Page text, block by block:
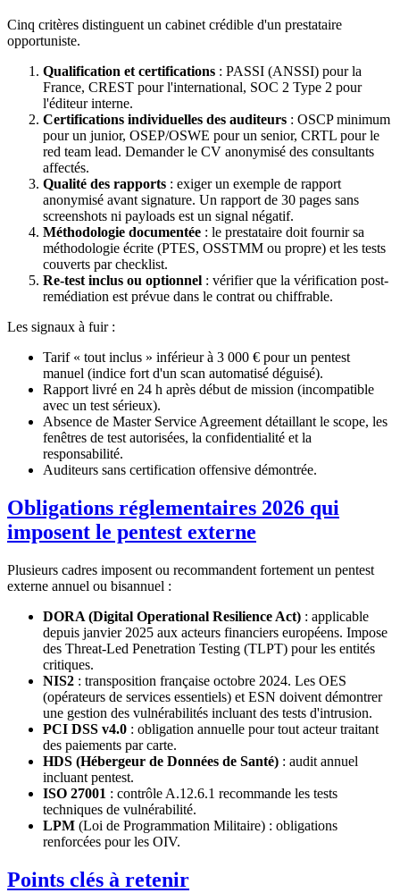
Cinq critères distinguent un cabinet crédible d'un prestataire
opportuniste.
Qualification et certifications : PASSI (ANSSI) pour la
France, CREST pour l'international, SOC 2 Type 2 pour
l'éditeur interne.
Certifications individuelles des auditeurs : OSCP minimum
pour un junior, OSEP/OSWE pour un senior, CRTL pour le
red team lead. Demander le CV anonymisé des consultants
affectés.
Qualité des rapports : exiger un exemple de rapport
anonymisé avant signature. Un rapport de 30 pages sans
screenshots ni payloads est un signal négatif.
Méthodologie documentée : le prestataire doit fournir sa
méthodologie écrite (PTES, OSSTMM ou propre) et les tests
couverts par checklist.
Re-test inclus ou optionnel : vérifier que la vérification post-
remédiation est prévue dans le contrat ou chiffrable.
Les signaux à fuir :
Tarif « tout inclus » inférieur à 3 000 € pour un pentest
manuel (indice fort d'un scan automatisé déguisé).
Rapport livré en 24 h après début de mission (incompatible
avec un test sérieux).
Absence de Master Service Agreement détaillant le scope, les
fenêtres de test autorisées, la confidentialité et la
responsabilité.
Auditeurs sans certification offensive démontrée.
Obligations réglementaires 2026 qui
imposent le pentest externe
Plusieurs cadres imposent ou recommandent fortement un pentest
externe annuel ou bisannuel :
DORA (Digital Operational Resilience Act) : applicable
depuis janvier 2025 aux acteurs financiers européens. Impose
des Threat-Led Penetration Testing (TLPT) pour les entités
critiques.
NIS2 : transposition française octobre 2024. Les OES
(opérateurs de services essentiels) et ESN doivent démontrer
une gestion des vulnérabilités incluant des tests d'intrusion.
PCI DSS v4.0 : obligation annuelle pour tout acteur traitant
des paiements par carte.
HDS (Hébergeur de Données de Santé) : audit annuel
incluant pentest.
ISO 27001 : contrôle A.12.6.1 recommande les tests
techniques de vulnérabilité.
LPM (Loi de Programmation Militaire) : obligations
renforcées pour les OIV.
Points clés à retenir